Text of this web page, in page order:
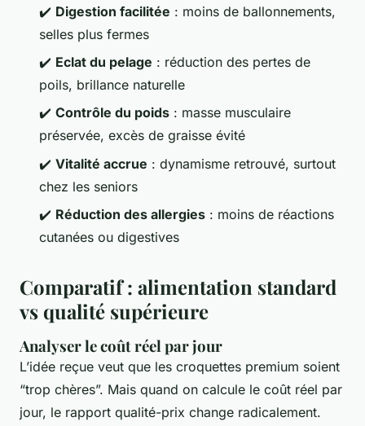
✔️ Digestion facilitée : moins de ballonnements,
selles plus fermes
✔️ Eclat du pelage : réduction des pertes de
poils, brillance naturelle
✔️ Contrôle du poids : masse musculaire
préservée, excès de graisse évité
✔️ Vitalité accrue : dynamisme retrouvé, surtout
chez les seniors
✔️ Réduction des allergies : moins de réactions
cutanées ou digestives
Comparatif : alimentation standard
vs qualité supérieure
Analyser le coût réel par jour
L’idée reçue veut que les croquettes premium soient
“trop chères”. Mais quand on calcule le coût réel par
jour, le rapport qualité-prix change radicalement.